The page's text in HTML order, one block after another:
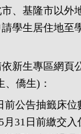
、基隆市以外
學生居住地至
新生專區網頁
僑生)：
告抽籤床位
日前繳交入